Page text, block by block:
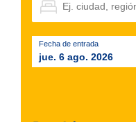
Fecha de entrada
jue. 6 ago. 2026